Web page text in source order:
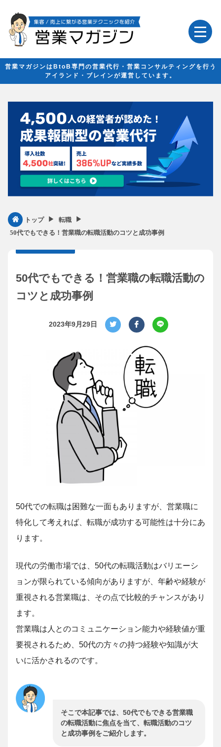
営業マガジンはBtoB専門の営業代行・営業コンサルティングを行う
アイランド・ブレインが運営しています。
トップ ▶︎ 転職 ▶︎
50代でもできる！営業職の転職活動のコツと成功事例
50代でもできる！営業職の転職活動の
コツと成功事例
2023年9月29日
50代での転職は困難な一面もありますが、営業職に
特化して考えれば、転職が成功する可能性は十分にあ
ります。
現代の労働市場では、50代の転職活動はバリエーシ
ョンが限られている傾向がありますが、年齢や経験が
重視される営業職は、その点で比較的チャンスがあり
ます。
営業職は人とのコミュニケーション能力や経験値が重
要視されるため、50代の方々の持つ経験や知識が大
いに活かされるのです。
そこで本記事では、50代でもできる営業職
の転職活動に焦点を当て、転職活動のコツ
と成功事例をご紹介します。